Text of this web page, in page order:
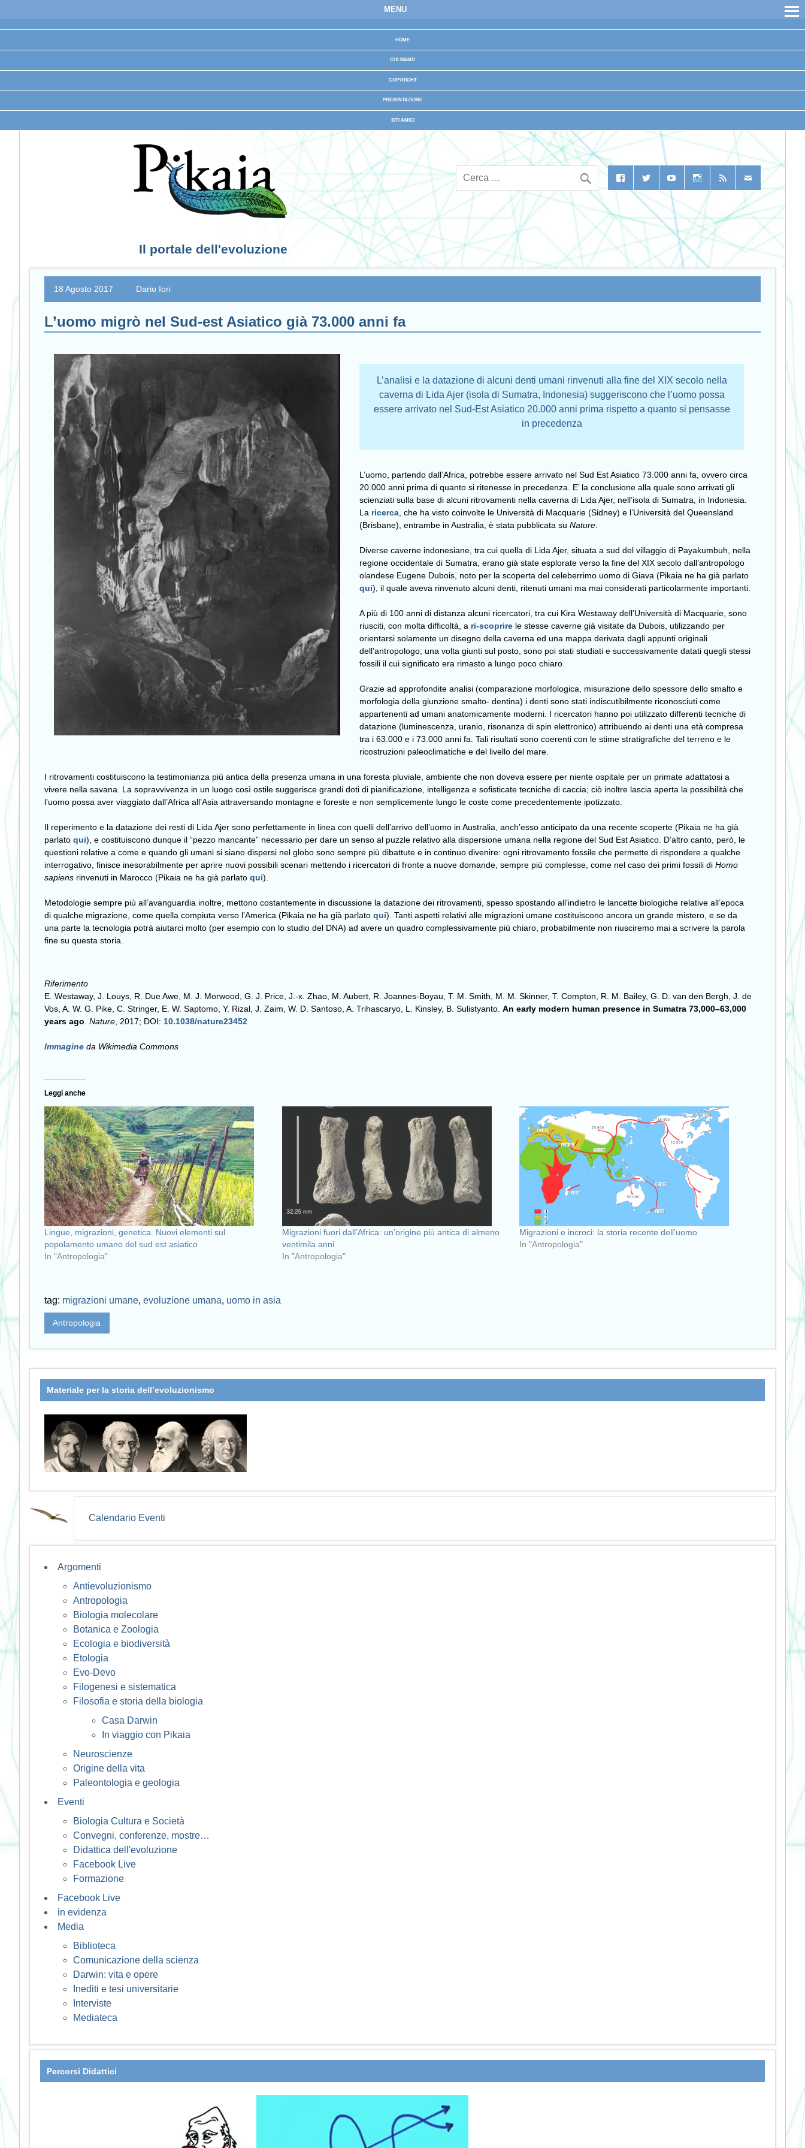
MENU
HOME
CHI SIAMO
COPYRIGHT
PRESENTAZIONE
SITI AMICI
Il portale dell'evoluzione
18 Agosto 2017 Dario Iori
L’uomo migrò nel Sud-est Asiatico già 73.000 anni fa
L’analisi e la datazione di alcuni denti umani rinvenuti alla fine del XIX secolo nella
caverna di Lida Ajer (isola di Sumatra, Indonesia) suggeriscono che l’uomo possa
essere arrivato nel Sud-Est Asiatico 20.000 anni prima rispetto a quanto si pensasse
in precedenza
L’uomo, partendo dall’Africa, potrebbe essere arrivato nel Sud Est Asiatico 73.000 anni fa, ovvero circa
20.000 anni prima di quanto si ritenesse in precedenza. E’ la conclusione alla quale sono arrivati gli
scienziati sulla base di alcuni ritrovamenti nella caverna di Lida Ajer, nell’isola di Sumatra, in Indonesia.
La ricerca , che ha visto coinvolte le Università di Macquarie (Sidney) e l’Università del Queensland
(Brisbane), entrambe in Australia, è stata pubblicata suNature
Diverse caverne indonesiane, tra cui quella di Lida Ajer, situata a sud del villaggio di Payakumbuh, nella
regione occidentale di Sumatra, erano già state esplorate verso la fine del XIX secolo dall’antropologo
olandese Eugene Dubois, noto per la scoperta del celeberrimo uomo di Giava (Pikaia ne ha già parlato
qui), il quale aveva rinvenuto alcuni denti, ritenuti umani ma mai considerati particolarmente importanti.
A più di 100 anni di distanza alcuni ricercatori, tra cui Kira Westaway dell’Università di Macquarie, sono
riusciti, con molta difficoltà, a ri-scoprire le stesse caverne già visitate da Dubois, utilizzando per
orientarsi solamente un disegno della caverna ed una mappa derivata dagli appunti originali
dell’antropologo; una volta giunti sul posto, sono poi stati studiati e successivamente datati quegli stessi
fossili il cui significato era rimasto a lungo poco chiaro.
Grazie ad approfondite analisi (comparazione morfologica, misurazione dello spessore dello smalto e
morfologia della giunzione smalto- dentina) i denti sono stati indiscutibilmente riconosciuti come
appartenenti ad umani anatomicamente moderni. I ricercatori hanno poi utilizzato differenti tecniche di
datazione (luminescenza, uranio, risonanza di spin elettronico) attribuendo ai denti una età compresa
tra i 63.000 e i 73.000 anni fa. Tali risultati sono coerenti con le stime stratigrafiche del terreno e le
ricostruzioni paleoclimatiche e del livello del mare.
I ritrovamenti costituiscono la testimonianza più antica della presenza umana in una foresta pluviale, ambiente che non doveva essere per niente ospitale per un primate adattatosi a
vivere nella savana. La sopravvivenza in un luogo così ostile suggerisce grandi doti di pianificazione, intelligenza e sofisticate tecniche di caccia; ciò inoltre lascia aperta la possibilità che
l’uomo possa aver viaggiato dall’Africa all’Asia attraversando montagne e foreste e non semplicemente lungo le coste come precedentemente ipotizzato.
Il reperimento e la datazione dei resti di Lida Ajer sono perfettamente in linea con quelli dell’arrivo dell’uomo in Australia, anch’esso anticipato da una recente scoperte (Pikaia ne ha già
parlato qui), e costituiscono dunque il “pezzo mancante” necessario per dare un senso al puzzle relativo alla dispersione umana nella regione del Sud Est Asiatico. D’altro canto, però, le
questioni relative a come e quando gli umani si siano dispersi nel globo sono sempre più dibattute e in continuo divenire: ogni ritrovamento fossile che permette di rispondere a qualche
interrogativo, finisce inesorabilmente per aprire nuovi possibili scenari mettendo i ricercatori di fronte a nuove domande, sempre più complesse, come nel caso dei primi fossili di Homo
sapiens rinvenuti in Marocco (Pikaia ne ha già parlato qui).
Metodologie sempre più all’avanguardia inoltre, mettono costantemente in discussione la datazione dei ritrovamenti, spesso spostando all’indietro le lancette biologiche relative all’epoca
di qualche migrazione, come quella compiuta verso l’America (Pikaia ne ha già parlato qui). Tanti aspetti relativi alle migrazioni umane costituiscono ancora un grande mistero, e se da
una parte la tecnologia potrà aiutarci molto (per esempio con lo studio del DNA) ad avere un quadro complessivamente più chiaro, probabilmente non riusciremo mai a scrivere la parola
fine su questa storia.
Riferimento
E. Westaway, J. Louys, R. Due Awe, M. J. Morwood, G. J. Price, J.-x. Zhao, M. Aubert, R. Joannes-Boyau, T. M. Smith, M. M. Skinner, T. Compton, R. M. Bailey, G. D. van den Bergh, J. de
Vos, A. W. G. Pike, C. Stringer, E. W. Saptomo, Y. Rizal, J. Zaim, W. D. Santoso, A. Trihascaryo, L. Kinsley, B. Sulistyanto. An early modern human presence in Sumatra 73,000–63,000
years ago Nature , 2017; DOI: 10.1038/nature23452
Immagine da Wikimedia Commons
Leggi anche
Lingue, migrazioni, genetica. Nuovi elementi sul
popolamento umano del sud est asiatico
In "Antropologia"
Migrazioni fuori dall’Africa: un’origine più antica di almeno
ventimila anni
In "Antropologia"
Migrazioni e incroci: la storia recente dell’uomo
In "Antropologia"
tag: migrazioni umane, evoluzione umana, uomo in asia
Antropologia
Materiale per la storia dell’evoluzionismo
Calendario Eventi
Argomenti
Antievoluzionismo
Antropologia
Biologia molecolare
Botanica e Zoologia
Ecologia e biodiversità
Etologia
Evo-Devo
Filogenesi e sistematica
Filosofia e storia della biologia
Casa Darwin
In viaggio con Pikaia
Neuroscienze
Origine della vita
Paleontologia e geologia
Eventi
Biologia Cultura e Società
Convegni, conferenze, mostre…
Didattica dell'evoluzione
Facebook Live
Formazione
Facebook Live
in evidenza
Media
Biblioteca
Comunicazione della scienza
Darwin: vita e opere
Inediti e tesi universitarie
Interviste
Mediateca
Percorsi Didattici